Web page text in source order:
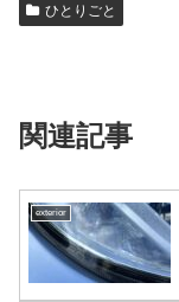
ひとりごと
関連記事
exterior